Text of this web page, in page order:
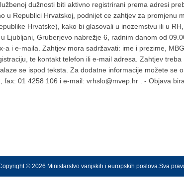
dužnosti biti aktivno registrirani prema adresi
u Republici Hrvatskoj, podnijet ce zahtjev za promjenu
Hrvatske), kako bi glasovali u inozemstvu ili u
Ljubljani, Gruberjevo nabrežje 6, radnim danom od
i e-maila. Zahtjev mora sadržavati: ime i prezime,
te kontakt telefon ili e-mail adresa. Zahtjev
se ispod teksta. Za dodatne informacije možete se
01 4258 106 i e-mail: vrhslo@mvep.hr . - Objava
© 2026 Ministarstvo vanjskih i europskih poslova.Sva